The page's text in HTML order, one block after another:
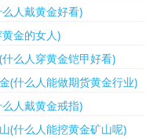
人戴黄金好看)
金的女人)
么人穿黄金铠甲好看)
(什么人能做期货黄金行业)
人戴黄金戒指)
(什么人能挖黄金矿山呢)